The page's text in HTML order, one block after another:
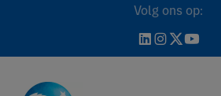
Volg ons op: